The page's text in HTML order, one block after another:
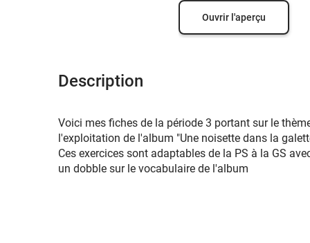
Ouvrir l'aperçu
Description
Voici mes fiches de la période 3 portant sur le
l'exploitation de l'album "Une noisette dans la
Ces exercices sont adaptables de la PS à la GS
un dobble sur le vocabulaire de l'album